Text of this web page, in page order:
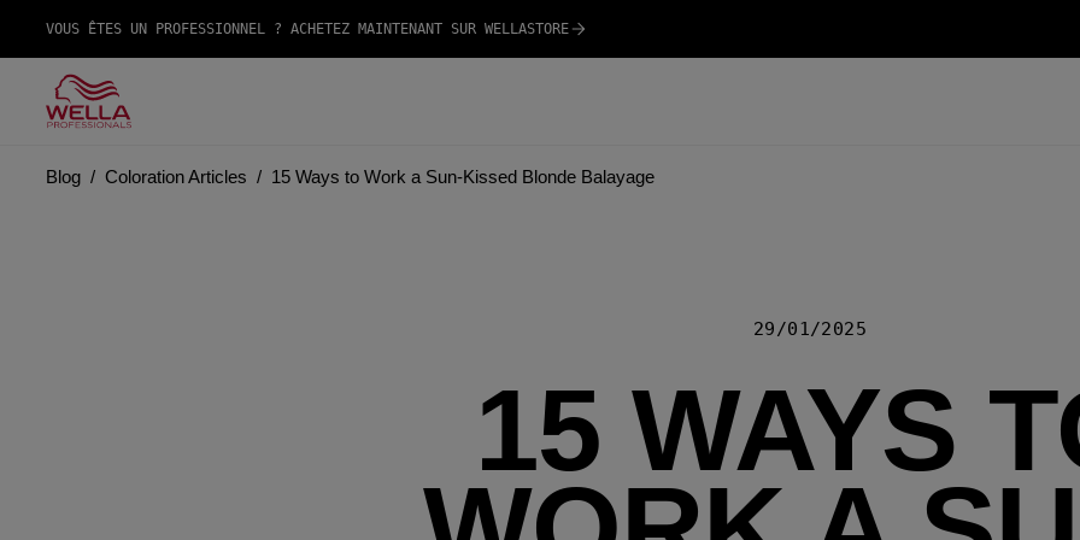
VOUS ÊTES UN PROFESSIONNEL ? ACHETEZ MAINTENANT SUR WELLASTORE
Blog Coloration Articles 15 Ways to Work a Sun-Kissed Blonde Balayage
29/01/2025
15 WAYS